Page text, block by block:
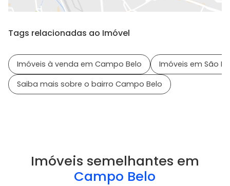
Tags relacionadas ao Imóvel
Imóveis à venda em Campo Belo
Imóveis em São
Saiba mais sobre o bairro Campo Belo
Imóveis semelhantes em
Campo Belo